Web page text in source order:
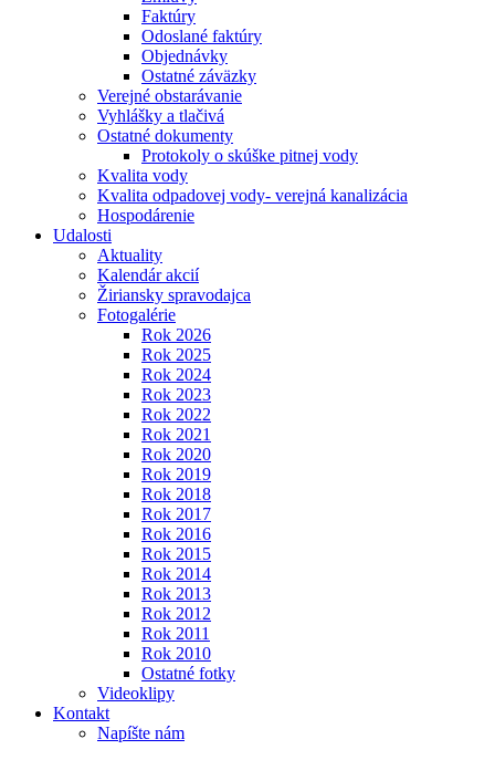
Faktúry
Odoslané faktúry
Objednávky
Ostatné záväzky
Verejné obstarávanie
Vyhlášky a tlačivá
Ostatné dokumenty
Protokoly o skúške pitnej vody
Kvalita vody
Kvalita odpadovej vody- verejná kanalizácia
Hospodárenie
Udalosti
Aktuality
Kalendár akcií
Žiriansky spravodajca
Fotogalérie
Rok 2026
Rok 2025
Rok 2024
Rok 2023
Rok 2022
Rok 2021
Rok 2020
Rok 2019
Rok 2018
Rok 2017
Rok 2016
Rok 2015
Rok 2014
Rok 2013
Rok 2012
Rok 2011
Rok 2010
Ostatné fotky
Videoklipy
Kontakt
Napíšte nám